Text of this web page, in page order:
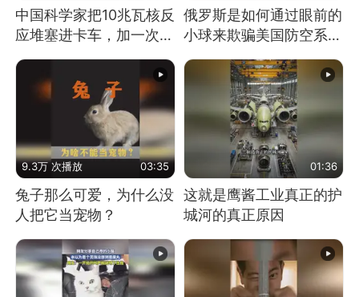
中国科学家把10兆瓦核反
应堆塞进卡车，加一次燃
料能跑几十年
俄罗斯是如何通过眼前的
小球来欺骗美国防空系统
的
9.3万 次播放 03:35
兔子那么可爱，为什么没
人把它当宠物？
01:36
这就是鹰酱工业真正的护
城河的真正原因